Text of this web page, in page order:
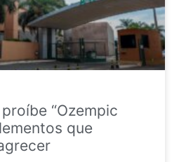
“Ozempic
que